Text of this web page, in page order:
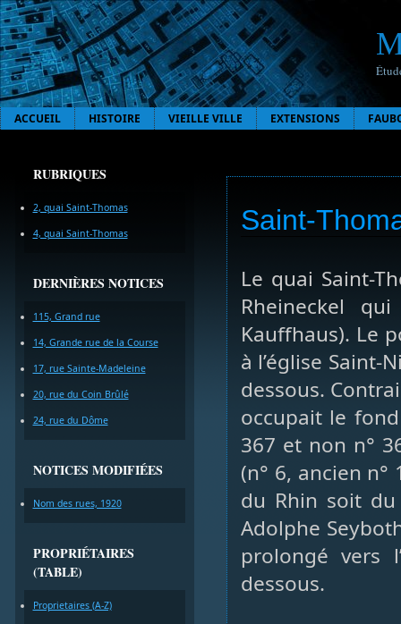
ACCUEIL HISTOIRE VIEILLE VILLE EXTENSIONS
RUBRIQUES
2, quai Saint-Thomas
4, quai Saint-Thomas
DERNIÈRES NOTICES
115, Grand rue
14, Grande rue de la Course
17, rue Sainte-Madeleine
20, rue du Coin Brûlé
24, rue du Dôme
NOTICES MODIFIÉES
Nom des rues, 1920
PROPRIÉTAIRES
(TABLE)
Proprietaires (A-Z)
Saint-
Le quai Saint-
Rheineckel
Kauffhaus). Le
à l’église Saint-
dessous.
occupait le
367 et non n°
(n° 6, ancien
du Rhin soit
Adolphe
prolongé vers
dessous.